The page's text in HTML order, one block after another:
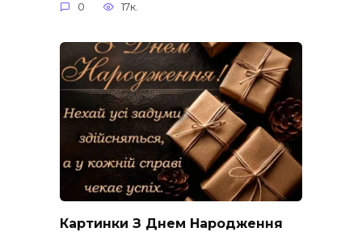
0 17к.
Картинки З Днем Народження